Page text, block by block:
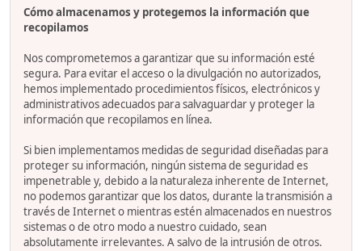
Cómo almacenamos y protegemos la información que
recopilamos
Nos comprometemos a garantizar que su información esté
segura. Para evitar el acceso o la divulgación no autorizados,
hemos implementado procedimientos físicos, electrónicos y
administrativos adecuados para salvaguardar y proteger la
información que recopilamos en línea.
Si bien implementamos medidas de seguridad diseñadas para
proteger su información, ningún sistema de seguridad es
impenetrable y, debido a la naturaleza inherente de Internet,
no podemos garantizar que los datos, durante la transmisión a
través de Internet o mientras estén almacenados en nuestros
sistemas o de otro modo a nuestro cuidado, sean
absolutamente irrelevantes. A salvo de la intrusión de otros.